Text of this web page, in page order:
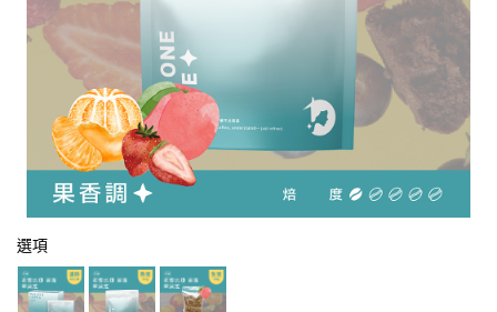
選項